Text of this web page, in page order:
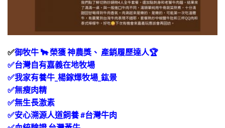
✅御牧牛 🐂 榮獲 神農獎、 產銷履歷達人🏆
✅台灣自有嘉義在地牧場
✅我家有養牛_楊鎵燡牧場_鈜景
✅無瘦肉精
✅無生長激素
✅安心溯源人道飼養 #台灣牛肉